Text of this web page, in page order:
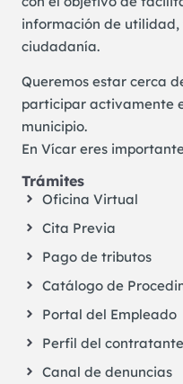
información de
ciudadanía.
Queremos estar cerca
participar activamente
municipio.
En Vícar eres
Trámites
Oficina Virtual
Cita Previa
Pago de tributos
Catálogo de
Portal del Empleado
Perfil del contratante
Canal de denuncias